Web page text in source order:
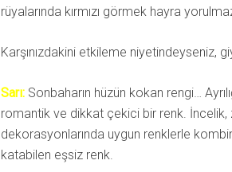
rüyalarında kırmızı görmek hayra
Karşınızdakini etkileme niyetindeyseniz,
Sarı: Sonbaharın hüzün kokan rengi…
romantik ve dikkat çekici bir renk.
dekorasyonlarında uygun renklerle
katabilen eşsiz renk.